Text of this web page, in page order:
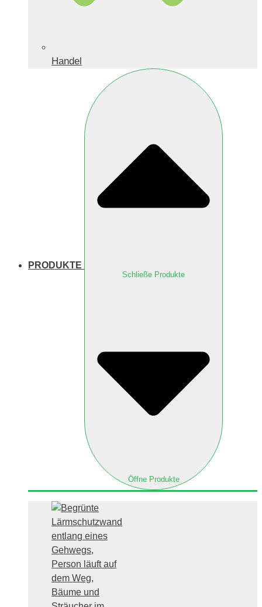
Handel
PRODUKTE
Schließe Produkte
Öffne Produkte